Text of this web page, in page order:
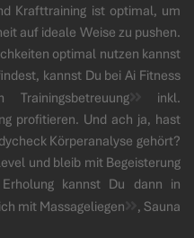
Krafttraining ist optimal, um
auf ideale Weise zu pushen.
optimal nutzen kannst
kannst Du bei Ai Fitness
Trainingsbetreuung
inkl.
profitieren. Und ach ja, hast
Körperanalyse gehört?
und bleib mit Begeisterung
kannst Du dann in
mit Massageliegen
, Sauna